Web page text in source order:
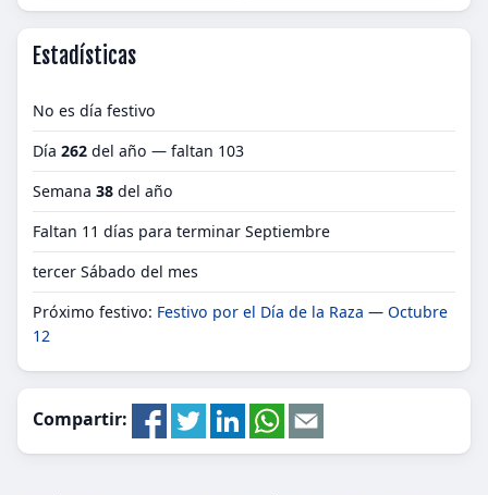
Estadísticas
No es día festivo
Día 262 del año — faltan 103
Semana 38 del año
Faltan 11 días para terminar Septiembre
tercer Sábado del mes
Próximo festivo: Festivo por el Día de la Raza — Octubre
12
Compartir: